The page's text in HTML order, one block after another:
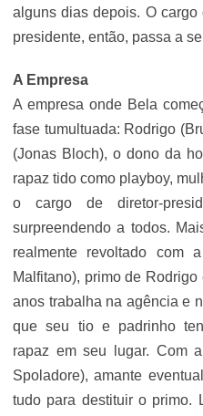
alguns dias depois. O
presidente, então, passa a
A Empresa
A empresa onde Bela
fase tumultuada: Rodrigo
(Jonas Bloch), o dono da
rapaz tido como playboy,
o cargo de diretor-
surpreendendo a todos.
realmente revoltado com
Malfitano), primo de
anos trabalha na agência e
que seu tio e padrinho
rapaz em seu lugar. Com
Spoladore), amante
tudo para destituir o primo.